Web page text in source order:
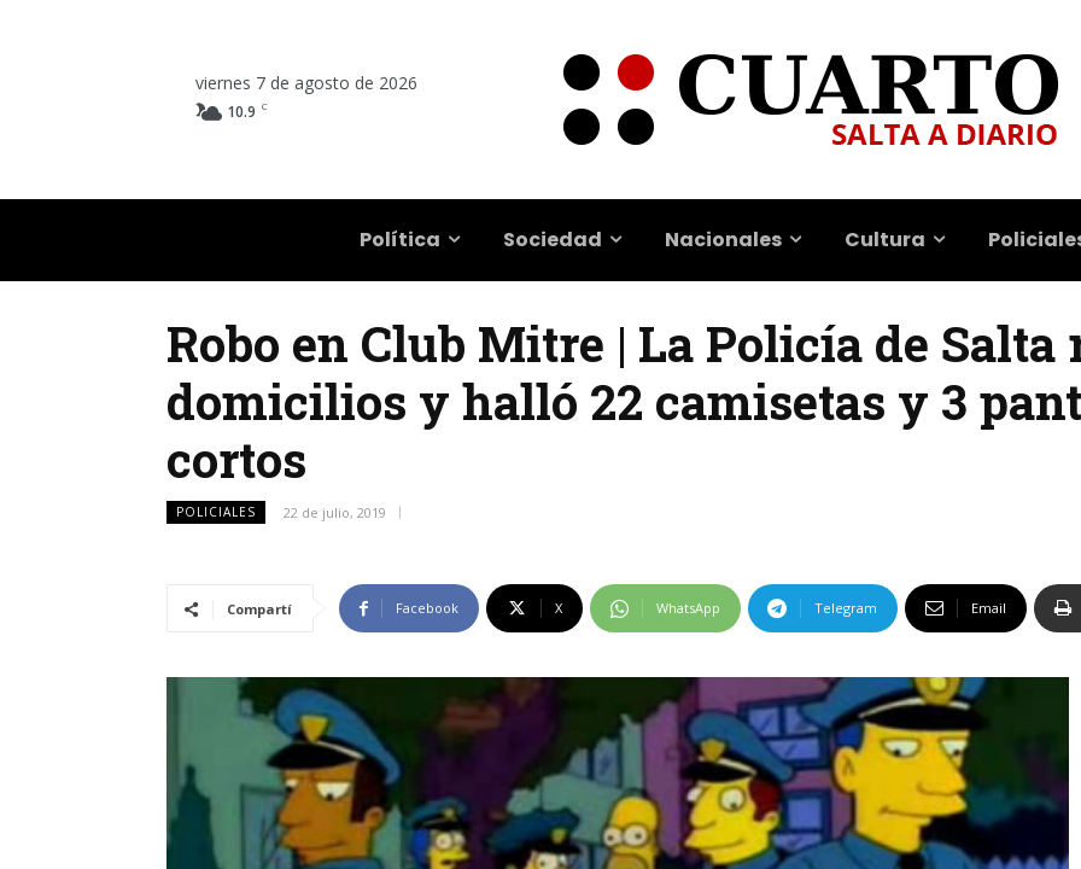
viernes 7 de agosto de 2026
10.9 C
Política Sociedad Nacionales Cultura
Robo en Club Mitre | La Policía de Salta
domicilios y halló 22 camisetas y 3
cortos
POLICIALES 22 de julio, 2019
Compartí Facebook X WhatsApp Telegram Email